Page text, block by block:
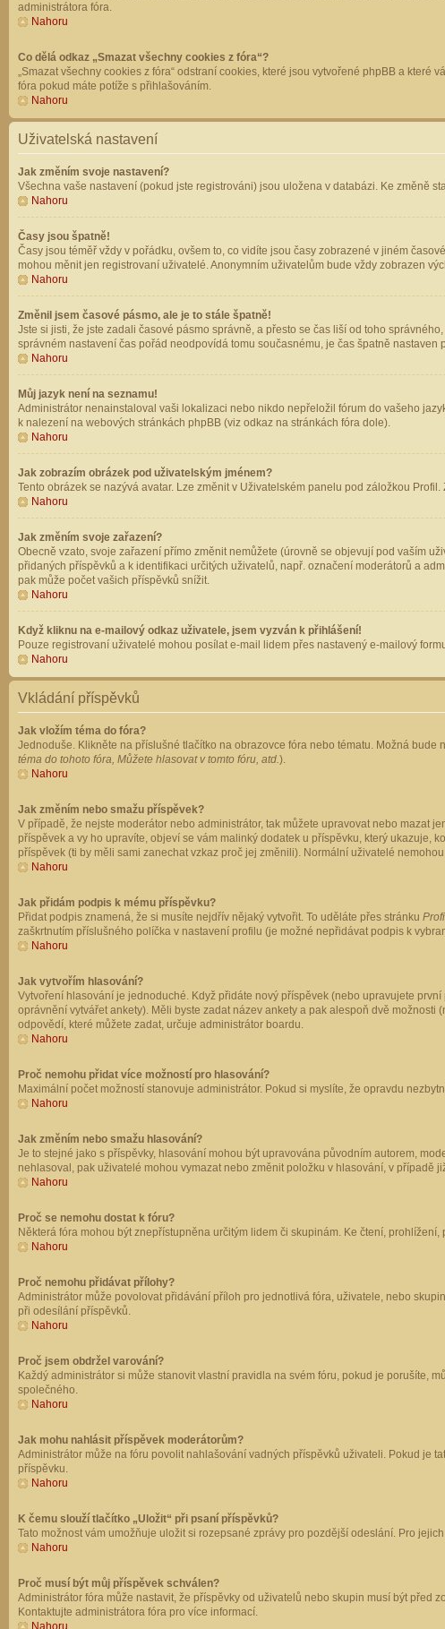
administrátora fóra.
Nahoru
Co dělá odkaz „Smazat všechny cookies z fóra“?
„Smazat všechny cookies z fóra“ odstraní cookies, které jsou vytvořené phpBB a
fóra pokud máte potíže s přihlašováním.
Nahoru
Uživatelská nastavení
Jak změním svoje nastavení?
Všechna vaše nastavení (pokud jste registrováni) jsou uložena v databázi. Ke změně
Nahoru
Časy jsou špatně!
Časy jsou téměř vždy v pořádku, ovšem to, co vidíte jsou časy zobrazené v jiném
mohou měnit jen registrovaní uživatelé. Anonymním uživatelům bude vždy zobrazen
Nahoru
Změnil jsem časové pásmo, ale je to stále špatně!
Jste si jisti, že jste zadali časové pásmo správně, a přesto se čas liší od toho
správném nastavení čas pořád neodpovídá tomu současnému, je čas špatně
Nahoru
Můj jazyk není na seznamu!
Administrátor nenainstaloval vaši lokalizaci nebo nikdo nepřeložil fórum do vašeho
k nalezení na webových stránkách phpBB (viz odkaz na stránkách fóra dole).
Nahoru
Jak zobrazím obrázek pod uživatelským jménem?
Tento obrázek se nazývá avatar. Lze změnit v Uživatelském panelu pod záložkou
Nahoru
Jak změním svoje zařazení?
Obecně vzato, svoje zařazení přímo změnit nemůžete (úrovně se objevují pod vaším
přidaných příspěvků a k identifikaci určitých uživatelů, např. označení moderátorů a
pak může počet vašich příspěvků snížit.
Nahoru
Když kliknu na e-mailový odkaz uživatele, jsem vyzván k přihlášení!
Pouze registrovaní uživatelé mohou posílat e-mail lidem přes nastavený e-mailový
Nahoru
Vkládání příspěvků
Jak vložím téma do fóra?
Jednoduše. Klikněte na příslušné tlačítko na obrazovce fóra nebo tématu. Možná
téma do tohoto fóra, Můžete hlasovat v tomto fóru, atd.).
Nahoru
Jak změním nebo smažu příspěvek?
V případě, že nejste moderátor nebo administrátor, tak můžete upravovat nebo mazat
příspěvek a vy ho upravíte, objeví se vám malinký dodatek u příspěvku, který ukazuje,
příspěvek (ti by měli sami zanechat vzkaz proč jej změnili). Normální uživatelé
Nahoru
Jak přidám podpis k mému příspěvku?
Přidat podpis znamená, že si musíte nejdřív nějaký vytvořit. To uděláte přes stránku
zaškrtnutím příslušného políčka v nastavení profilu (je možné nepřidávat podpis k
Nahoru
Jak vytvořím hlasování?
Vytvoření hlasování je jednoduché. Když přidáte nový příspěvek (nebo upravujete
oprávnění vytvářet ankety). Měli byste zadat název ankety a pak alespoň dvě možnosti
odpovědí, které můžete zadat, určuje administrátor boardu.
Nahoru
Proč nemohu přidat více možností pro hlasování?
Maximální počet možností stanovuje administrátor. Pokud si myslíte, že opravdu
Nahoru
Jak změním nebo smažu hlasování?
Je to stejné jako s příspěvky, hlasování mohou být upravována původním autorem,
nehlasoval, pak uživatelé mohou vymazat nebo změnit položku v hlasování, v
Nahoru
Proč se nemohu dostat k fóru?
Některá fóra mohou být znepřístupněna určitým lidem či skupinám. Ke čtení,
Nahoru
Proč nemohu přidávat přílohy?
Administrátor může povolovat přidávání příloh pro jednotlivá fóra, uživatele, nebo
při odesílání příspěvků.
Nahoru
Proč jsem obdržel varování?
Každý administrátor si může stanovit vlastní pravidla na svém fóru, pokud je porušíte,
společného.
Nahoru
Jak mohu nahlásit příspěvek moderátorům?
Administrátor může na fóru povolit nahlašování vadných příspěvků uživateli. Pokud je
příspěvku.
Nahoru
K čemu slouží tlačítko „Uložit“ při psaní příspěvků?
Tato možnost vám umožňuje uložit si rozepsané zprávy pro pozdější odeslání. Pro
Nahoru
Proč musí být můj příspěvek schválen?
Administrátor fóra může nastavit, že příspěvky od uživatelů nebo skupin musí být před
Kontaktujte administrátora fóra pro více informací.
Nahoru